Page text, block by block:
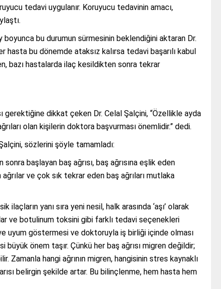
tedavi uygulanır. Koruyucu tedavinin amacı,
bu durumun sürmesinin beklendiğini aktaran Dr.
hasta bu dönemde ataksız kalırsa tedavi başarılı kabul
bazı hastalarda ilaç kesildikten sonra tekrar
gerektiğine dikkat çeken Dr. Celal Şalçini, “Özellikle ayda
olan kişilerin doktora başvurması önemlidir.” dedi.
sözlerini şöyle tamamladı:
sonra başlayan baş ağrısı, baş ağrısına eşlik eden
ve çok sık tekrar eden baş ağrıları mutlaka
yanı sıra yeni nesil, halk arasında ‘aşı’ olarak
ve botulinum toksini gibi farklı tedavi seçenekleri
uyum göstermesi ve doktoruyla iş birliği içinde olması
büyük önem taşır. Çünkü her baş ağrısı migren değildir;
Zamanla hangi ağrının migren, hangisinin stres kaynaklı
belirgin şekilde artar. Bu bilinçlenme, hem hasta hem